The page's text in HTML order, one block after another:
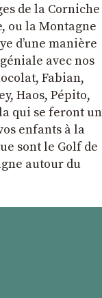
de la Corniche
ou la Montagne
dʼune manière
avec nos
Fabian,
Haos, Pépito,
qui se feront un
enfants à la
sont le Golf de
autour du